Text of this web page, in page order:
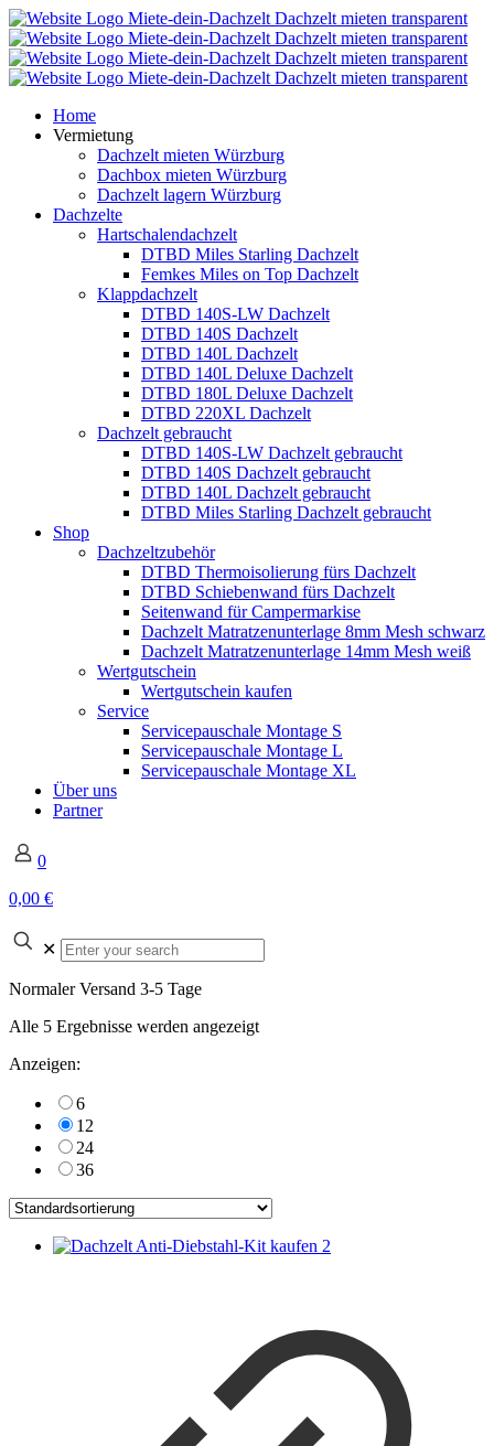
Home
Vermietung
Dachzelt mieten Würzburg
Dachbox mieten Würzburg
Dachzelt lagern Würzburg
Dachzelte
Hartschalendachzelt
DTBD Miles Starling Dachzelt
Femkes Miles on Top Dachzelt
Klappdachzelt
DTBD 140S-LW Dachzelt
DTBD 140S Dachzelt
DTBD 140L Dachzelt
DTBD 140L Deluxe Dachzelt
DTBD 180L Deluxe Dachzelt
DTBD 220XL Dachzelt
Dachzelt gebraucht
DTBD 140S-LW Dachzelt gebraucht
DTBD 140S Dachzelt gebraucht
DTBD 140L Dachzelt gebraucht
DTBD Miles Starling Dachzelt gebraucht
Shop
Dachzeltzubehör
DTBD Thermoisolierung fürs Dachzelt
DTBD Schiebenwand fürs Dachzelt
Seitenwand für Campermarkise
Dachzelt Matratzenunterlage 8mm Mesh schwarz
Dachzelt Matratzenunterlage 14mm Mesh weiß
Wertgutschein
Wertgutschein kaufen
Service
Servicepauschale Montage S
Servicepauschale Montage L
Servicepauschale Montage XL
Über uns
Partner
0
0,00 €
✕
Normaler Versand 3-5 Tage
Alle 5 Ergebnisse werden angezeigt
Anzeigen:
6
12
24
36